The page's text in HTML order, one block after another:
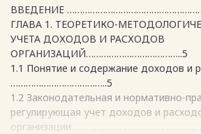
ВВЕДЕНИЕ
ГЛАВА 1. ТЕОРЕТИКО-
УЧЕТА ДОХОДОВ И РАСХОДОВ
ОРГАНИЗАЦИЙ………………………………..5
1.1 Понятие и содержание доходов и
………………………………..5
1.2 Законодательная и нормативно-
регулирующая учет доходов и